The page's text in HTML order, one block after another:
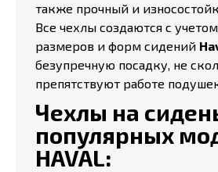
также прочный и
Все чехлы создаются с
размеров и форм сидений
безупречную посадку, не
препятствуют работе
Чехлы на
популярных
HAVAL: